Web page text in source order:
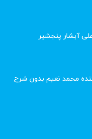
آبشار پنجشیر
محمد نعیم بدون شرح